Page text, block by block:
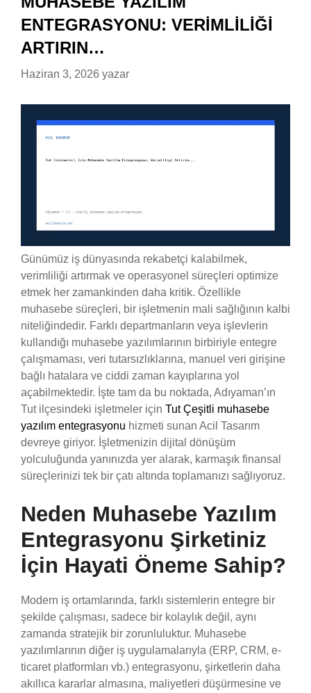
ENTEGRASYONU: VERIMLILIĞI
ARTIRIN…
Haziran 3, 2026 yazar
Günümüz iş dünyasında rekabetçi kalabilmek,
verimliliği artırmak ve operasyonel süreçleri optimize
etmek her zamankinden daha kritik. Özellikle
muhasebe süreçleri, bir işletmenin mali sağlığının kalbi
niteliğindedir. Farklı departmanların veya işlevlerin
kullandığı muhasebe yazılımlarının birbiriyle entegre
çalışmaması, veri tutarsızlıklarına, manuel veri girişine
bağlı hatalara ve ciddi zaman kayıplarına yol
açabilmektedir. İşte tam da bu noktada, Adıyaman’ın
Tut ilçesindeki işletmeler için Tut Çeşitli muhasebe
yazılım entegrasyonu hizmeti sunan Acil Tasarım
devreye giriyor. İşletmenizin dijital dönüşüm
yolculuğunda yanınızda yer alarak, karmaşık finansal
süreçlerinizi tek bir çatı altında toplamanızı sağlıyoruz.
Neden Muhasebe Yazılım
Entegrasyonu Şirketiniz
İçin Hayati Öneme Sahip?
Modern iş ortamlarında, farklı sistemlerin entegre bir
şekilde çalışması, sadece bir kolaylık değil, aynı
zamanda stratejik bir zorunluluktur. Muhasebe
yazılımlarının diğer iş uygulamalarıyla (ERP, CRM, e-
ticaret platformları vb.) entegrasyonu, şirketlerin daha
akıllıca kararlar almasına, maliyetleri düşürmesine ve